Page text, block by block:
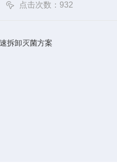
点击次数：932
拆卸灭菌方案